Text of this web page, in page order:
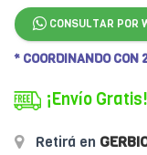
CONSULTAR POR
* COORDINANDO
¡Envío Gratis!
Retirá en